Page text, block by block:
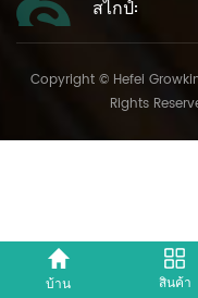
สไกป์:
Copyright © Hefei
Rights
บ้าน สินค้า